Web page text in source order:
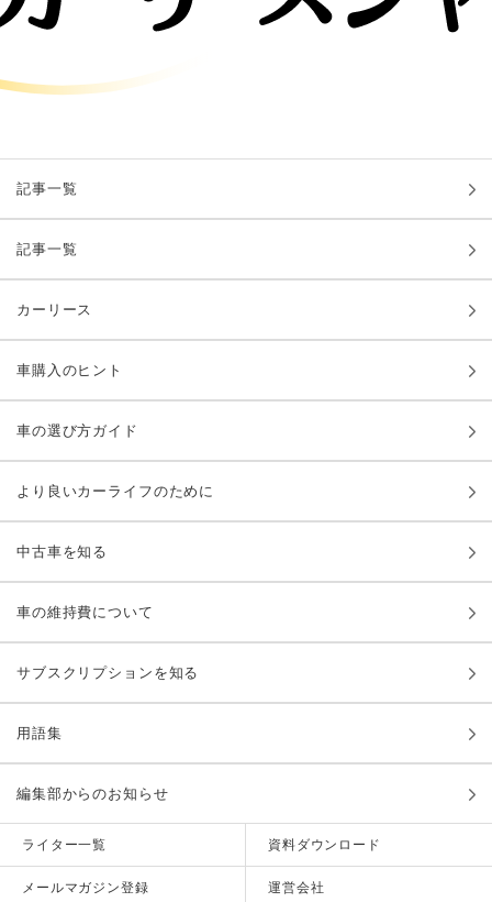
記事一覧
記事一覧
カーリース
車購入のヒント
車の選び方ガイド
より良いカーライフのために
中古車を知る
車の維持費について
サブスクリプションを知る
用語集
編集部からのお知らせ
ライター一覧 資料ダウンロード
メールマガジン登録 運営会社